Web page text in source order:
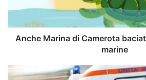
Anche Marina di Camerota
marine
Golfo